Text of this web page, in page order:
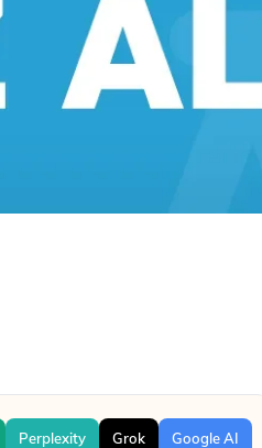
Perplexity Grok Google AI